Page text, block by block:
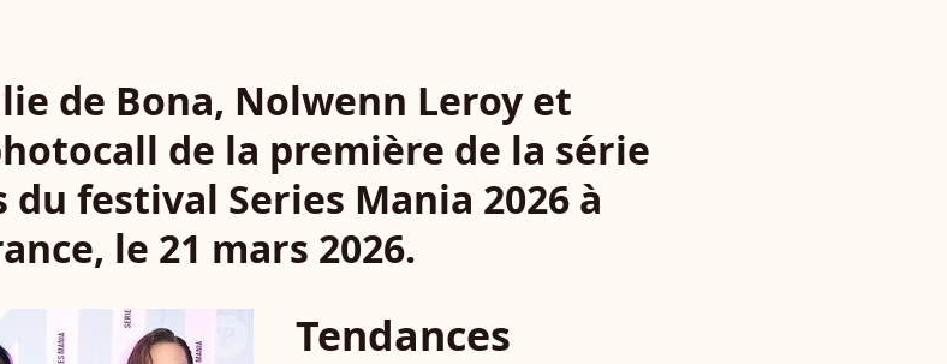
de Bona, Nolwenn Leroy et
de la première de la série
festival Series Mania 2026 à
le 21 mars 2026.
Tendances